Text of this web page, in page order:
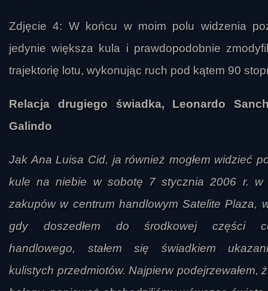
Zdjęcie 4: W końcu w moim polu widzenia
jedynie większa kula i prawdopodobnie
trajektorię lotu, wykonując ruch pod kątem 90
Relacja drugiego świadka, Leonardo
Galindo
Jak Ana Luisa Cid, ja również mogłem widzieć
kule na niebie w sobotę 7 stycznia 2006 r. w
zakupów w centrum handlowym Satelite Plaza,
gdy doszedłem do środkowej części
handlowego, stałem się świadkiem
kulistych przedmiotów. Najpierw podejrzewałem,